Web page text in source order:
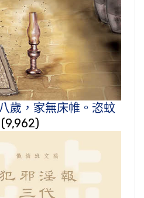
歲，家無床帷。恣蚊
(9,962)